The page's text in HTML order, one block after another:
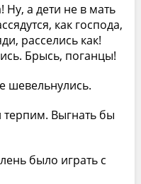
а дети не в мать
как господа,
расселись как!
Брысь, поганцы!
шевельнулись.
Выгнать бы
было играть с